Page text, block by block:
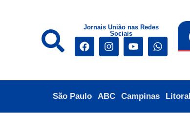
Jornais União nas Redes
Sociais
São Paulo ABC Campinas Litoral